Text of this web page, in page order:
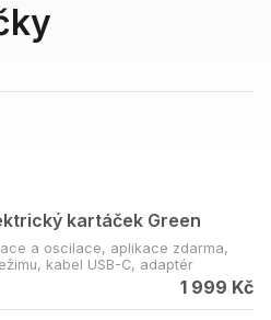
kartáček Green
a oscilace, aplikace zdarma,
kabel USB-C, adaptér
1 999 Kč